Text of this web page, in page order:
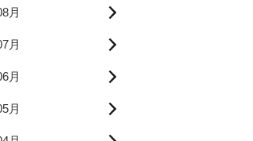
月
月
月
月